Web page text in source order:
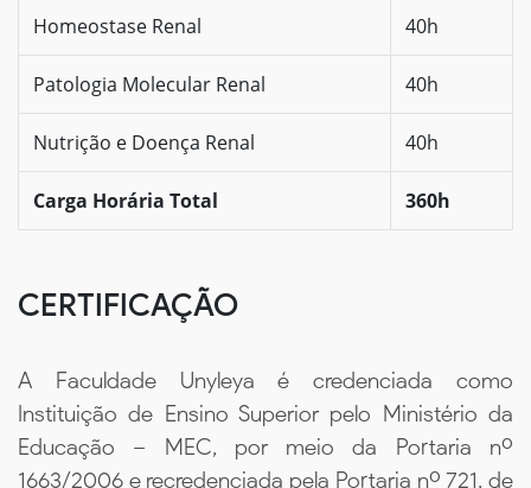
Homeostase Renal 40h
Patologia Molecular Renal 40h
Nutrição e Doença Renal 40h
Carga Horária Total 360h
CERTIFICAÇÃO
A Faculdade Unyleya é credenciada como
Instituição de Ensino Superior pelo Ministério da
Educação – MEC, por meio da Portaria nº
1663/2006 e recredenciada pela Portaria nº 721, de